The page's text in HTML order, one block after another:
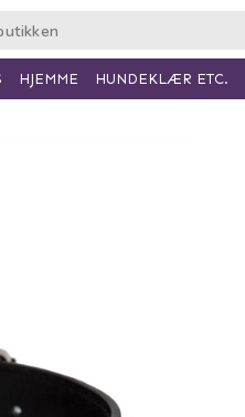
HJEMME HUNDEKLÆR ETC.